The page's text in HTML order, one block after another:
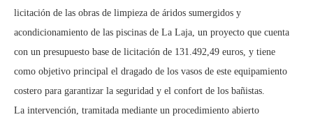
licitación de las obras de limpieza de áridos sumergidos y
acondicionamiento de las piscinas de La Laja, un proyecto que cuenta
con un presupuesto base de licitación de 131.492,49 euros, y tiene
como objetivo principal el dragado de los vasos de este equipamiento
costero para garantizar la seguridad y el confort de los bañistas.
La intervención, tramitada mediante un procedimiento abierto